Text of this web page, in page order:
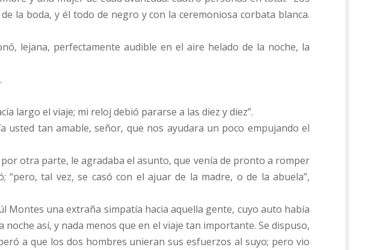
la boda, y él todo de negro y con la ceremoniosa corbata blanca.
lejana, perfectamente audible en el aire helado de la noche, la
largo el viaje; mi reloj debió pararse a las diez y diez”.
usted tan amable, señor, que nos ayudara un poco empujando el
otra parte, le agradaba el asunto, que venía de pronto a romper
tal vez, se casó con el ajuar de la madre, o de la abuela”,
Montes una extraña simpatía hacia aquella gente, cuyo auto había
así, y nada menos que en el viaje tan importante. Se dispuso,
a que los dos hombres unieran sus esfuerzos al suyo; pero vio